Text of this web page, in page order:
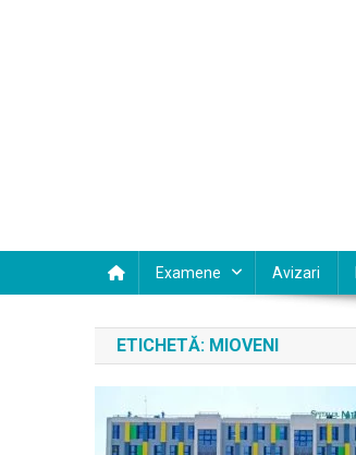
Examene Avizari
ETICHETĂ: MIOVENI